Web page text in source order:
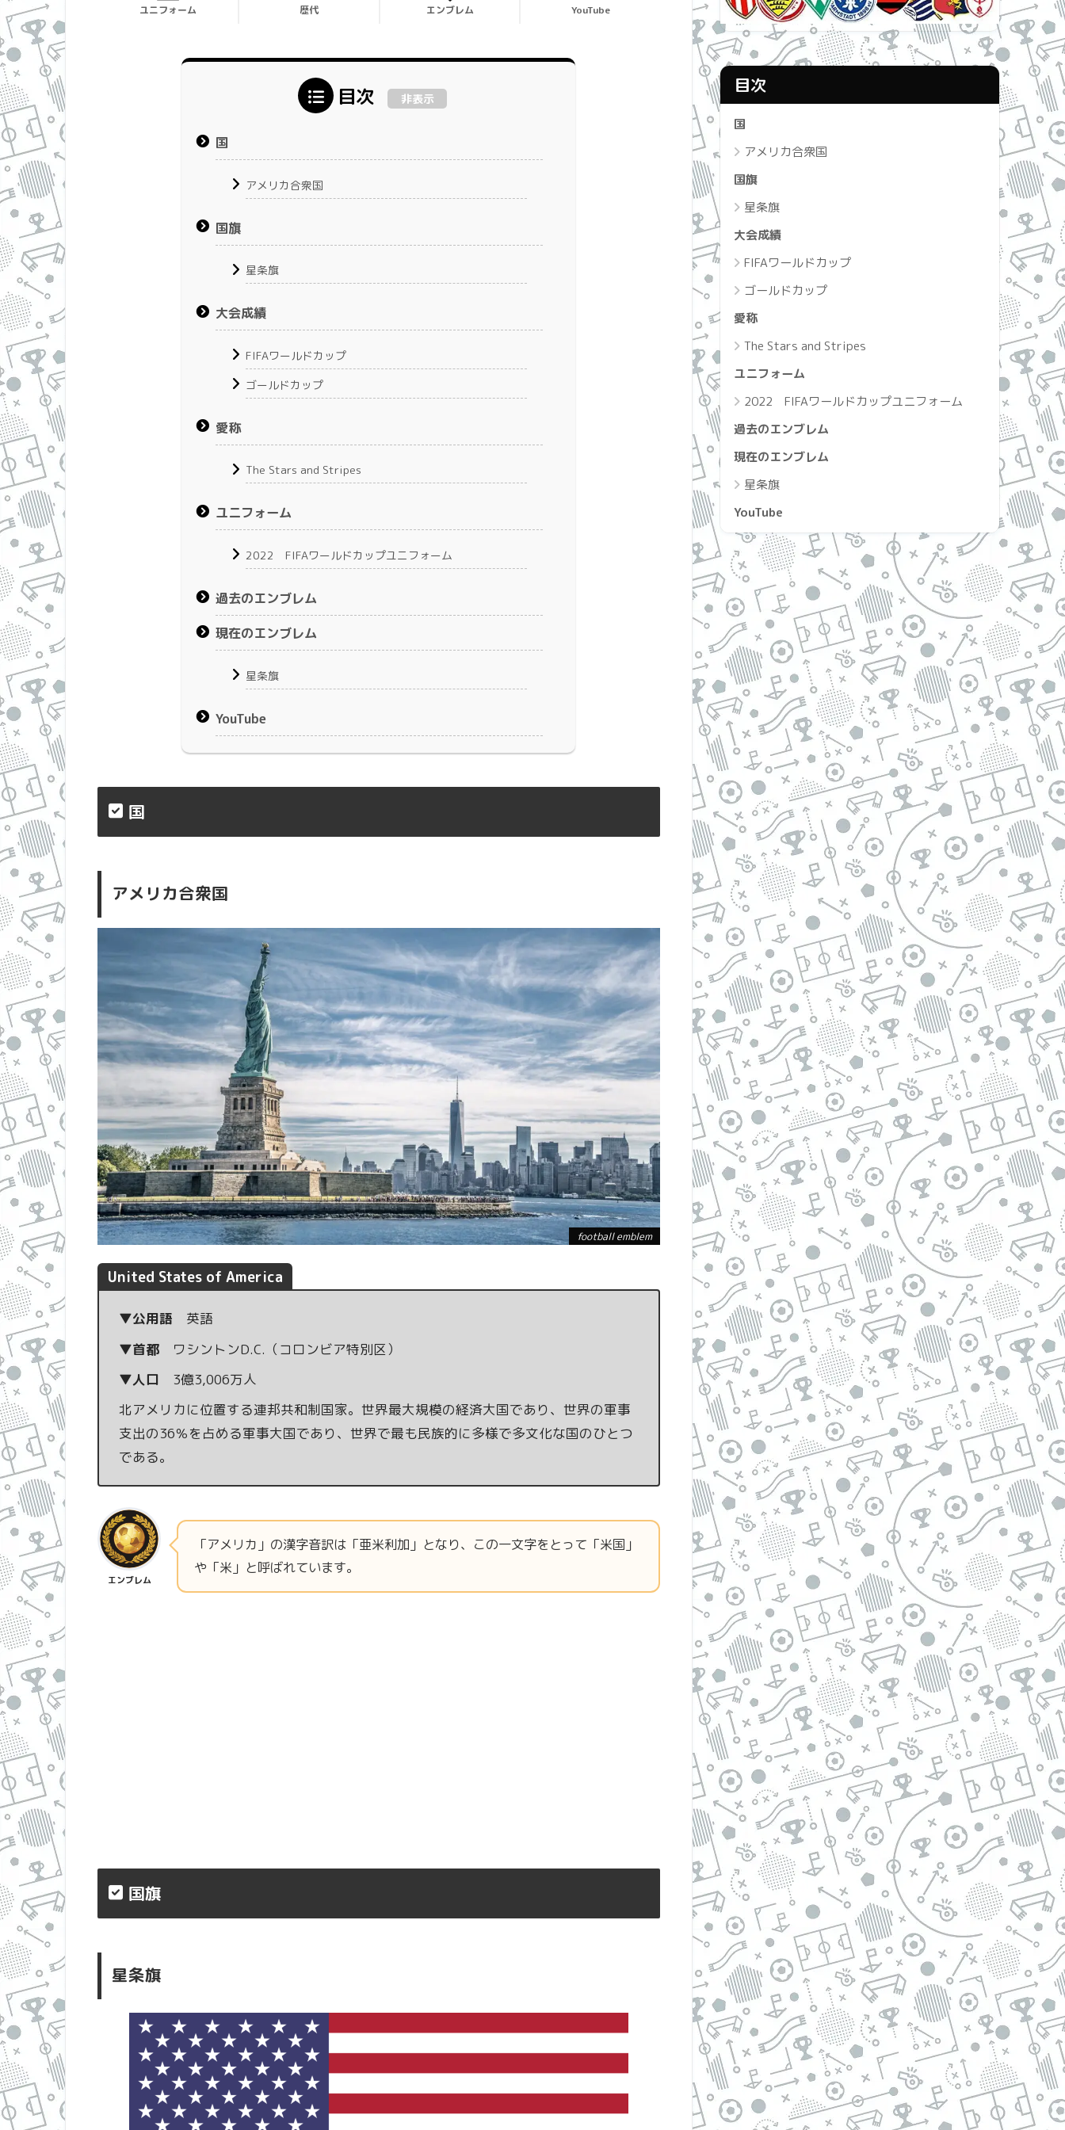
ユニフォーム 歴代 エンブレム YouTube
目次 非表示
国
アメリカ合衆国
国旗
星条旗
大会成績
FIFAワールドカップ
ゴールドカップ
愛称
The Stars and Stripes
ユニフォーム
2022 FIFAワールドカップユニフォーム
過去のエンブレム
現在のエンブレム
星条旗
YouTube
国
アメリカ合衆国
football emblem
United States of America
▼公用語 英語
▼首都ワシントンD.C.（コロンビア特別区）
▼人口 3億3,006万人
北アメリカに位置する連邦共和制国家。世界最大規模の経済大国であり、世界の軍事
支出の36％を占める軍事大国であり、世界で最も民族的に多様で多文化な国のひとつ
である。
エンブレム
「アメリカ」の漢字音訳は「亜米利加」となり、この一文字をとって「米国」
や「米」と呼ばれています。
国旗
星条旗
目次
国
アメリカ合衆国
国旗
星条旗
大会成績
FIFAワールドカップ
ゴールドカップ
愛称
The Stars and Stripes
ユニフォーム
2022 FIFAワールドカップユニフォーム
過去のエンブレム
現在のエンブレム
星条旗
YouTube